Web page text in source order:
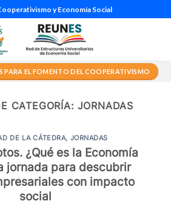
y Economía Social
PARA EL FOMENTO DEL COOPERATIVISMO
CATEGORÍA: JORNADAS
DE LA CÁTEDRA, JORNADAS
¿Qué es la Economía
jornada para descubrir
con impacto
social